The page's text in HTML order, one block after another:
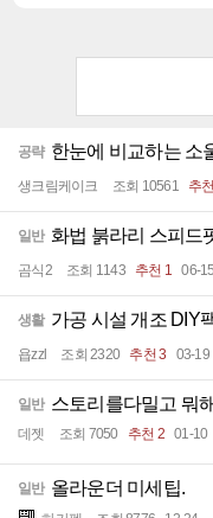
공략 한눈에 비교하는 소
생크림케이크 조회 10561 추
일반 화법 붉라리 스피드
곰식2 조회 1143 추천 1 06-15
생활 가공 시설 개조 DIY
욥zzl 조회 2320 추천 3 03-19
일반 스토리를다밀고 뭐
데젯 조회 7050 추천 2 01-10
일반 올라운더 미세팁.